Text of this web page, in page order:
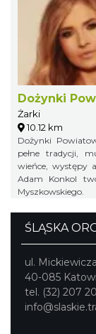
Dożynki
Żarki
10.12 km
Dożynki
pełne tradycji,
wieńce, występy
Adam Konkol
Myszkowskiego.
ŚLĄSKA
ul.
40-085
tel. (32) 207